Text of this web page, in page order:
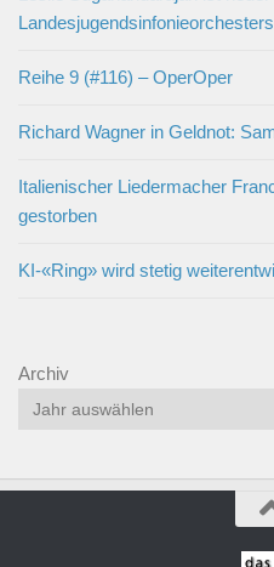
Reihe 9 (#116) – OperOper
Richard Wagner in Geldnot:
Italienischer Liedermacher
gestorben
KI-«Ring» wird stetig
Archiv